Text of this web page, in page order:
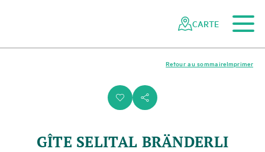
réseau
CARTE
i s
Imprimer
Retour au sommaire
GÎTE SELITAL BRÄNDERLI